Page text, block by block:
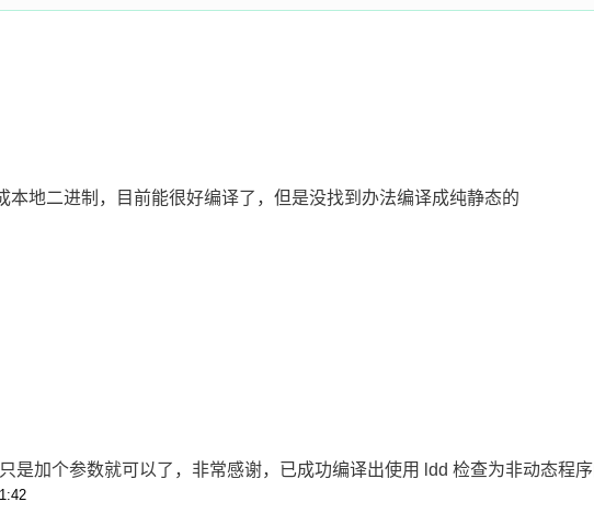
本地二进制，目前能很好编译了，但是没找到办法编译成纯静态的
是加个参数就可以了，非常感谢，已成功编译出使用 ldd 检查为非动态程序